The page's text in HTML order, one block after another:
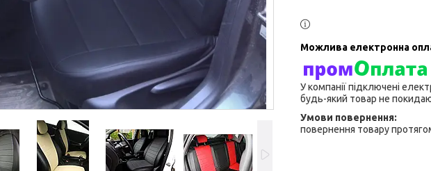
У компанії підключені
будь-який товар не
повернення товару